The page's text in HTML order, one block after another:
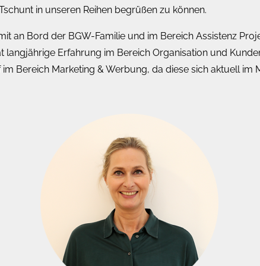
in unseren Reihen begrüßen zu können.
an Bord der BGW-Familie und im Bereich Assistenz
langjährige Erfahrung im Bereich Organisation und
Bereich Marketing & Werbung, da diese sich aktuell im